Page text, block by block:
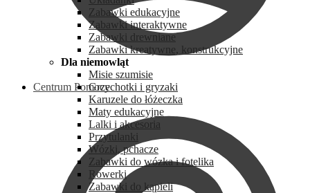
Centrum Pomocy
Zabawki edukacyjne
Zabawki interaktywne
Zabawki drewniane
Zabawki kreatywne, konstrukcyjne
Dla niemowląt
Misie szumisie
Grzechotki i gryzaki
Karuzele do łóżeczka
Maty edukacyjne
Lalki i akcesoria
Przytulanki
Wózki, pchacze
Zabawki do wózka i fotelika
Rowerki
Zabawki do kąpieli